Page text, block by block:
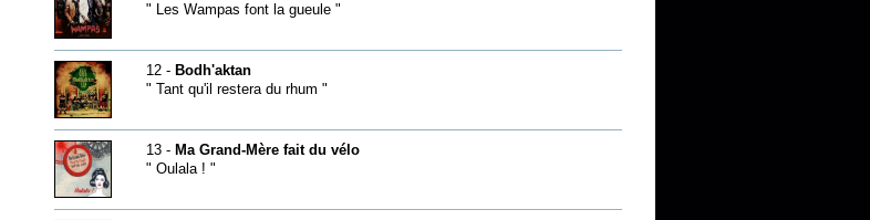
" Les Wampas font la gueule "
12 - Bodh'aktan
" Tant qu'il restera du rhum "
13 - Ma Grand-Mère fait du vélo
" Oulala ! "